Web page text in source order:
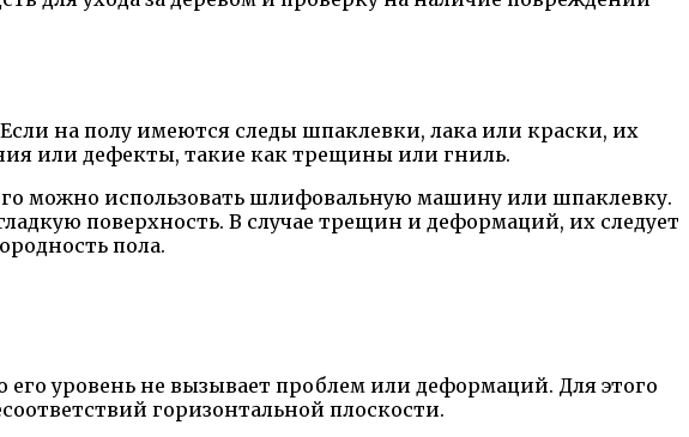
на полу имеются следы шпаклевки, лака или краски, их
или дефекты, такие как трещины или гниль.
можно использовать шлифовальную машину или шпаклевку.
поверхность. В случае трещин и деформаций, их следует
пола.
уровень не вызывает проблем или деформаций. Для этого
горизонтальной плоскости.